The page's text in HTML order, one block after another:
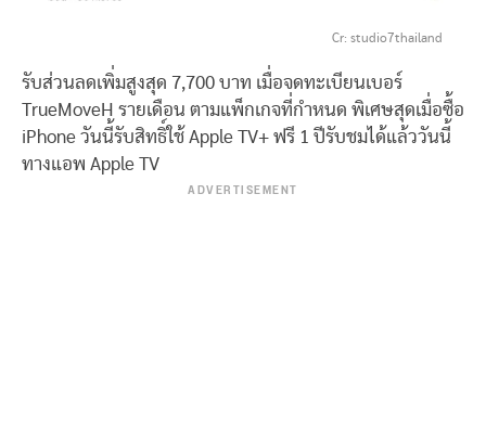
Cr: studio7thailand
รับส่วนลดเพิ่มสูงสุด 7,700 บาท เมื่อจดทะเบียนเบอร์
TrueMoveH รายเดือน ตามแพ็กเกจที่กำหนด พิเศษสุดเมื่อซื้อ
iPhone วันนี้รับสิทธิ์ใช้ Apple TV+ ฟรี 1 ปีรับชมได้แล้ววันนี้
ทางแอพ Apple TV
ADVERTISEMENT